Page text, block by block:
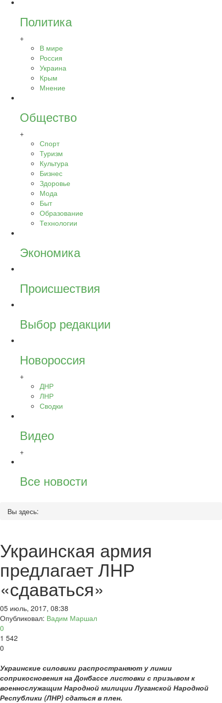
Политика
+
В мире
Россия
Украина
Крым
Мнение
Общество
+
Спорт
Туризм
Культура
Бизнес
Здоровье
Мода
Быт
Образование
Технологии
Экономика
Происшествия
Выбор редакции
Новороссия
+
ДНР
ЛНР
Сводки
Видео
+
Все новости
Вы здесь:
Украинская армия
предлагает ЛНР
«сдаваться»
05 июль, 2017, 08:38
Опубликовал: Вадим Маршал
0
1 542
0
Украинские силовики распространяют у линии
соприкосновения на Донбассе листовки с призывом к
военнослужащим Народной милиции Луганской Народной
Республики (ЛНР) сдаться в плен.